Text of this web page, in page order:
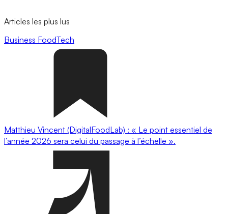
Articles les plus lus
Business FoodTech
Matthieu Vincent (DigitalFoodLab) : « Le point essentiel de
l’année 2026 sera celui du passage à l’échelle ».